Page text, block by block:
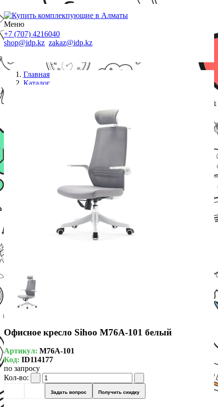
Меню
+7 (707) 4216040
shop@idp.kz zakaz@idp.kz
Главная
Каталог
Офисное кресло Sihoo M76A-101 белый
Артикул: M76A-101
Код: ID114177
по запросу
Кол-во:
Задать вопрос Получить скидку